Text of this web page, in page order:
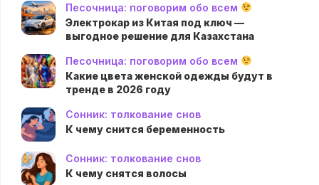
Песочница: поговорим обо всем
Электрокар из Китая под ключ —
выгодное решение для Казахстана
Песочница: поговорим обо всем
Какие цвета женской одежды будут в
тренде в 2026 году
Сонник: толкование снов
К чему снится беременность
Сонник: толкование снов
К чему снятся волосы